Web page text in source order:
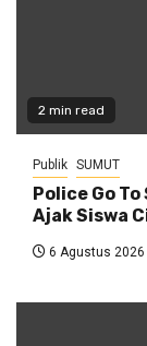
2 min read
Publik SUMUT
Police Go
Ajak Siswa
6 Agustus 2026